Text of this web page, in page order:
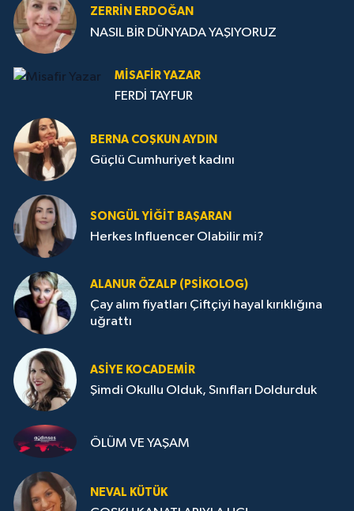
ZERRIN ERDOĞAN
NASIL BİR DÜNYADA YAŞIYORUZ
MISAFIR YAZAR
FERDİ TAYFUR
BERNA COŞKUN AYDIN
Güçlü Cumhuriyet kadını
SONGÜL YIĞIT BAŞARAN
Herkes Influencer Olabilir mi?
ALANUR ÖZALP (PSIKOLOG)
Çay alım fiyatları Çiftçiyi hayal kırıklığına
uğrattı
ASIYE KOCADEMİR
Şimdi Okullu Olduk, Sınıfları Doldurduk
ÖLÜM VE YAŞAM
NEVAL KÜTÜK